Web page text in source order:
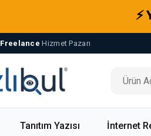
Freelance Hizmet Pazarı
Tanıtım Yazısı İnternet